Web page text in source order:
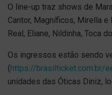
O line-up traz shows de
Cantor, Magníficos, Mirella e
Real, Eliane, Nildinha, Toca
Os ingressos estão sendo
(https://brasilticket.com.br/
unidades das Óticas Diniz,